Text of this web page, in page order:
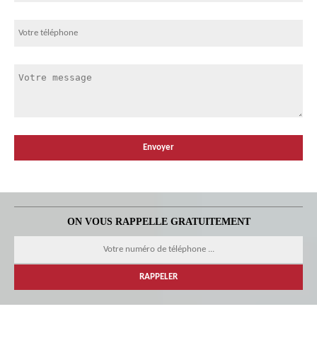
ON VOUS RAPPELLE GRATUITEMENT